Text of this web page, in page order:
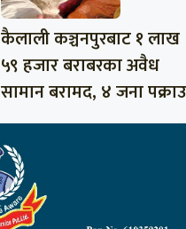
कैलाली कञ्चनपुरबाट १ लाख
५९ हजार बराबरका अवैध
सामान बरामद, ४ जना पक्राउ